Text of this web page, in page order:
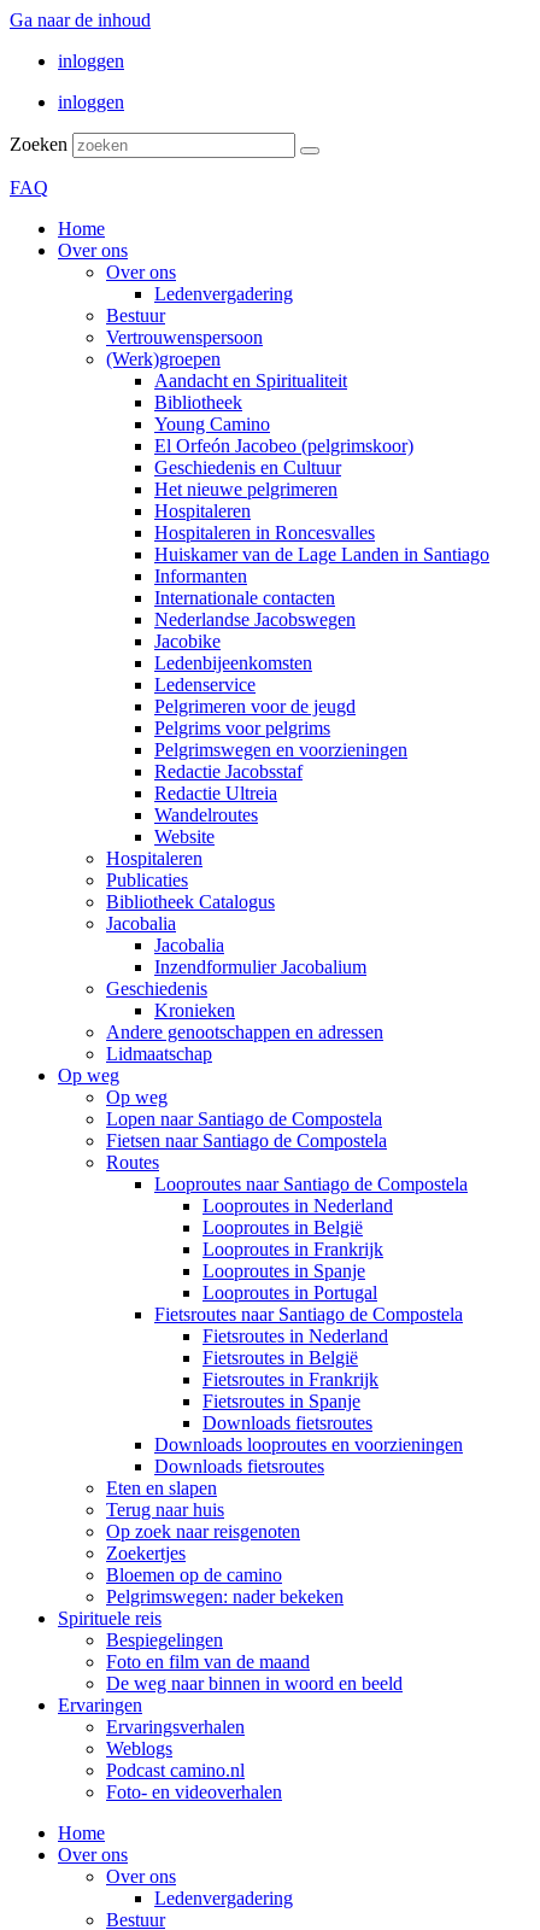
Ga naar de inhoud
inloggen
inloggen
Zoeken
FAQ
Home
Over ons
Over ons
Ledenvergadering
Bestuur
Vertrouwenspersoon
(Werk)groepen
Aandacht en Spiritualiteit
Bibliotheek
Young Camino
El Orfeón Jacobeo (pelgrimskoor)
Geschiedenis en Cultuur
Het nieuwe pelgrimeren
Hospitaleren
Hospitaleren in Roncesvalles
Huiskamer van de Lage Landen in Santiago
Informanten
Internationale contacten
Nederlandse Jacobswegen
Jacobike
Ledenbijeenkomsten
Ledenservice
Pelgrimeren voor de jeugd
Pelgrims voor pelgrims
Pelgrimswegen en voorzieningen
Redactie Jacobsstaf
Redactie Ultreia
Wandelroutes
Website
Hospitaleren
Publicaties
Bibliotheek Catalogus
Jacobalia
Jacobalia
Inzendformulier Jacobalium
Geschiedenis
Kronieken
Andere genootschappen en adressen
Lidmaatschap
Op weg
Op weg
Lopen naar Santiago de Compostela
Fietsen naar Santiago de Compostela
Routes
Looproutes naar Santiago de Compostela
Looproutes in Nederland
Looproutes in België
Looproutes in Frankrijk
Looproutes in Spanje
Looproutes in Portugal
Fietsroutes naar Santiago de Compostela
Fietsroutes in Nederland
Fietsroutes in België
Fietsroutes in Frankrijk
Fietsroutes in Spanje
Downloads fietsroutes
Downloads looproutes en voorzieningen
Downloads fietsroutes
Eten en slapen
Terug naar huis
Op zoek naar reisgenoten
Zoekertjes
Bloemen op de camino
Pelgrimswegen: nader bekeken
Spirituele reis
Bespiegelingen
Foto en film van de maand
De weg naar binnen in woord en beeld
Ervaringen
Ervaringsverhalen
Weblogs
Podcast camino.nl
Foto- en videoverhalen
Home
Over ons
Over ons
Ledenvergadering
Bestuur